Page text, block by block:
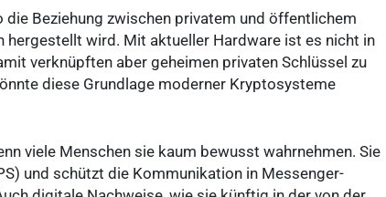
Beziehung zwischen privatem und öffentlichem
wird. Mit aktueller Hardware ist es nicht in
verknüpften aber geheimen privaten Schlüssel zu
diese Grundlage moderner Kryptosysteme
viele Menschen sie kaum bewusst wahrnehmen. Sie
und schützt die Kommunikation in Messenger-